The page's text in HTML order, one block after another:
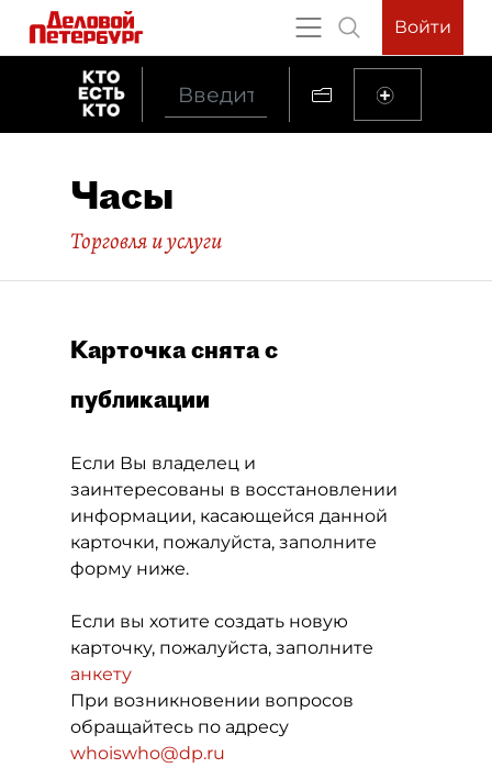
Войти
Часы
Торговля и услуги
Карточка снята с
публикации
Если Вы владелец и
заинтересованы в восстановлении
информации, касающейся данной
карточки, пожалуйста, заполните
форму ниже.
Если вы хотите создать новую
карточку, пожалуйста, заполните
анкету
При возникновении вопросов
обращайтесь по адресу
whoiswho@dp.ru